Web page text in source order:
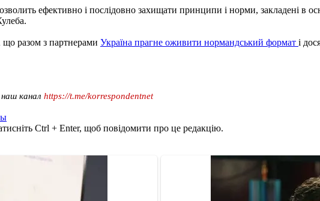
ефективно і послідовно захищати принципи і норми, закладені в
що разом з партнерами Україна прагне оживити нормандський формат і
канал https://t.me/korrespondentnet
Ctrl + Enter, щоб повідомити про це редакцію.